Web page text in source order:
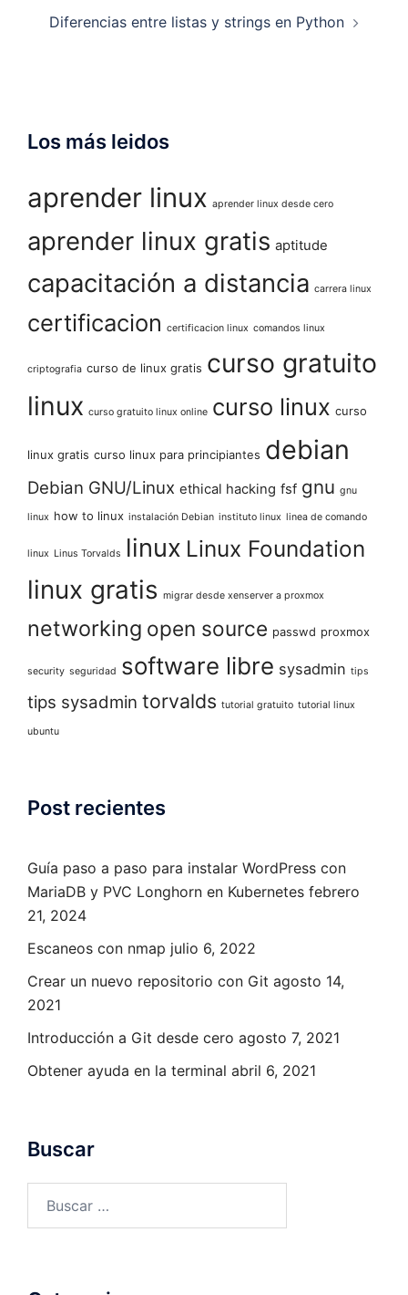
Diferencias entre listas y strings en Python
Los más leidos
aprender linux aprender linux desde cero
aprender linux gratis aptitude
capacitación a distancia carrera linux
certificacion certificacion linux comandos linux
criptografia curso de linux gratis curso gratuito
linux curso gratuito linux online curso linux curso
linux gratis curso linux para principiantes debian
Debian GNU/Linux ethical hacking fsf gnu gnu
linux how to linux instalación Debian instituto linux linea de comando
linux Linus Torvalds linux Linux Foundation
linux gratis migrar desde xenserver a proxmox
networking open source passwd proxmox
security seguridad software libre sysadmin tips
tips sysadmin torvalds tutorial gratuito tutorial linux
ubuntu
Post recientes
Guía paso a paso para instalar WordPress con
MariaDB y PVC Longhorn en Kubernetes febrero
21, 2024
Escaneos con nmap julio 6, 2022
Crear un nuevo repositorio con Git agosto 14,
2021
Introducción a Git desde cero agosto 7, 2021
Obtener ayuda en la terminal abril 6, 2021
Buscar